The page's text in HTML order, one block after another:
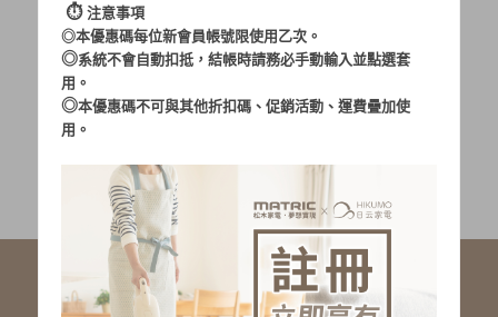
社群服務連結
⏱︎ 注意事項
◎本優惠碼每位新會員帳號限使用乙次。
◎系統不會自動扣抵，結帳時請務必手動輸入並點選套
用。
◎本優惠碼不可與其他折扣碼、促銷活動、運費疊加使
用。